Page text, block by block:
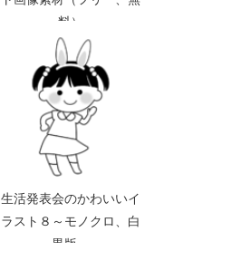
料）
生活発表会のかわいいイ
ラスト８～モノクロ、白
黒版～